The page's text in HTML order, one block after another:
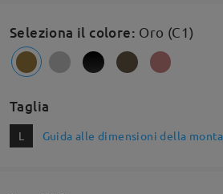
Seleziona il colore: Oro (C1)
Taglia
L Guida alle dimensioni della